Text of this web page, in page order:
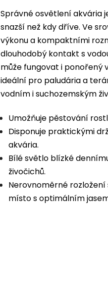
Správné osvětlení akvária
snazší než kdy dříve. Ve
výkonu a kompaktními
dlouhodobý kontakt s
může fungovat i ponořený
ideální pro paludária a
vodním i suchozemským
Umožňuje pěstování
Disponuje praktickými
akvária.
Bílé světlo blízké
živočichů.
Nerovnoměrné
místo s optimálním